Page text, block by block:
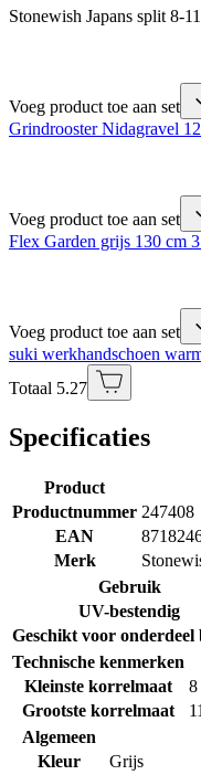
Stonewish Japans split 8-
Voeg product toe aan set
Grindrooster Nidagravel
Voeg product toe aan set
Flex Garden grijs 130 cm
Voeg product toe aan set
suki werkhandschoen
Totaal 5.27
Specificaties
Product
Productnummer 247408
EAN
Merk
Gebruik
UV-bestendig
Geschikt voor onderdeel
Technische kenmerken
Kleinste korrelmaat
8
Grootste korrelmaat
Algemeen
Kleur
Grijs